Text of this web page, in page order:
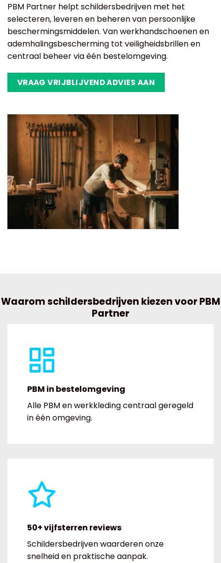
PBM Partner helpt schildersbedrijven met het
selecteren, leveren en beheren van persoonlijke
beschermingsmiddelen. Van werkhandschoenen en
ademhalingsbescherming tot veiligheidsbrillen en
centraal beheer via één bestelomgeving.
VRAAG VRIJBLIJVEND ADVIES AAN
Waarom schildersbedrijven kiezen voor PBM
Partner
PBM in bestelomgeving
Alle PBM en werkkleding centraal geregeld
in één omgeving.
50+ vijfsterren reviews
Schildersbedrijven waarderen onze
snelheid en praktische aanpak.